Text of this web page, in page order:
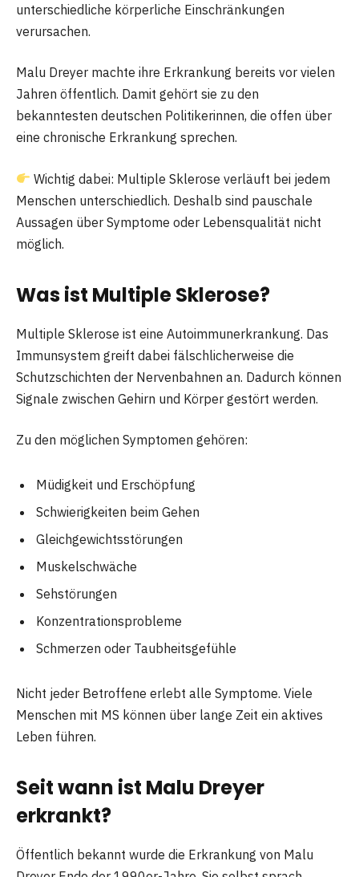
unterschiedliche körperliche Einschränkungen
verursachen.
Malu Dreyer machte ihre Erkrankung bereits vor vielen
Jahren öffentlich. Damit gehört sie zu den
bekanntesten deutschen Politikerinnen, die offen über
eine chronische Erkrankung sprechen.
Wichtig dabei: Multiple Sklerose verläuft bei jedem
Menschen unterschiedlich. Deshalb sind pauschale
Aussagen über Symptome oder Lebensqualität nicht
möglich.
Was ist Multiple Sklerose?
Multiple Sklerose ist eine Autoimmunerkrankung. Das
Immunsystem greift dabei fälschlicherweise die
Schutzschichten der Nervenbahnen an. Dadurch können
Signale zwischen Gehirn und Körper gestört werden.
Zu den möglichen Symptomen gehören:
Müdigkeit und Erschöpfung
Schwierigkeiten beim Gehen
Gleichgewichtsstörungen
Muskelschwäche
Sehstörungen
Konzentrationsprobleme
Schmerzen oder Taubheitsgefühle
Nicht jeder Betroffene erlebt alle Symptome. Viele
Menschen mit MS können über lange Zeit ein aktives
Leben führen.
Seit wann ist Malu Dreyer
erkrankt?
Öffentlich bekannt wurde die Erkrankung von Malu